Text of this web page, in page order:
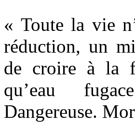
« Toute la vie
réduction, un
de croire à la
qu’eau
Dangereuse.